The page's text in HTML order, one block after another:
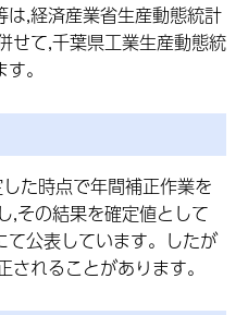
,経済産業省生産動態統計
せて,千葉県工業生産動態統
。
た時点で年間補正作業を
,その結果を確定値として
て公表しています。したが
れることがあります。